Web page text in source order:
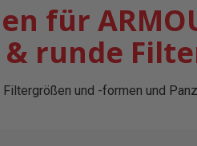
für
runde
und -formen und